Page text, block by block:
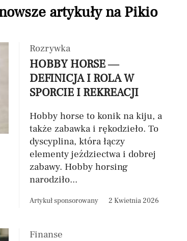
artykuły na Pikio
Rozrywka
HOBBY HORSE —
DEFINICJA I ROLA W
SPORCIE I REKREACJI
Hobby horse to konik na kiju, a
także zabawka i rękodzieło. To
dyscyplina, która łączy
elementy jeździectwa i dobrej
zabawy. Hobby horsing
narodziło...
Artykuł sponsorowany 2 Kwietnia 2026
Finanse